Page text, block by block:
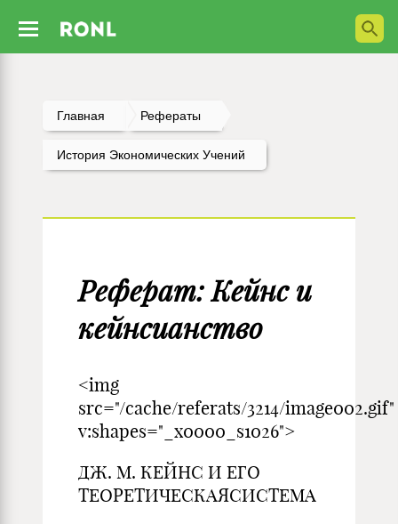
Главная Рефераты
История Экономических Учений
Реферат: Кейнс и
кейнсианство
<img
src="/cache/referats/3214/image002.gif"
v:shapes="_x0000_s1026">
ДЖ. М. КЕЙНС И ЕГО
ТЕОРЕТИЧЕСКАЯСИСТЕМА